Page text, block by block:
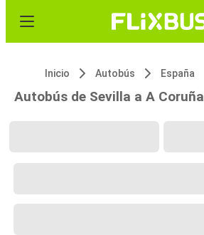
Inicio Autobús España
Autobús de Sevilla a A Coruña